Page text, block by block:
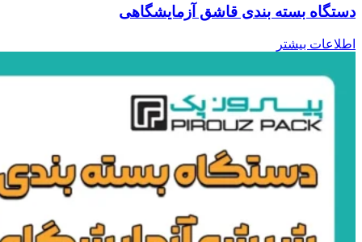
دستگاه بسته بندی قاشق آزمایشگاهی
اطلاعات بیشتر